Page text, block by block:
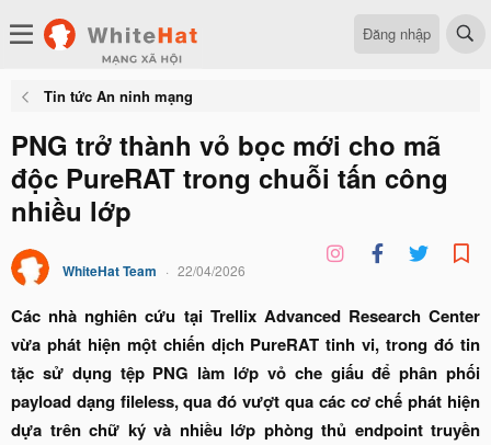
Đăng nhập
Tin tức An ninh mạng
PNG trở thành vỏ bọc mới cho mã
độc PureRAT trong chuỗi tấn công
nhiều lớp
WhiteHat Team 22/04/2026
Các nhà nghiên cứu tại Trellix Advanced Research Center
vừa phát hiện một chiến dịch PureRAT tinh vi, trong đó tin
tặc sử dụng tệp PNG làm lớp vỏ che giấu để phân phối
payload dạng fileless, qua đó vượt qua các cơ chế phát hiện
dựa trên chữ ký và nhiều lớp phòng thủ endpoint truyền